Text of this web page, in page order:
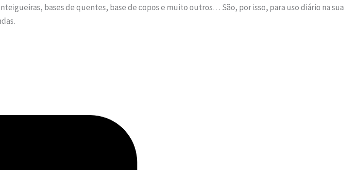
bases de quentes, base de copos e muito outros… São, por isso, para uso diário na sua